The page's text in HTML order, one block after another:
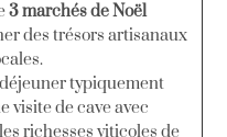
3 marchés de Noël
des trésors artisanaux
typiquement
visite de cave avec
richesses viticoles de